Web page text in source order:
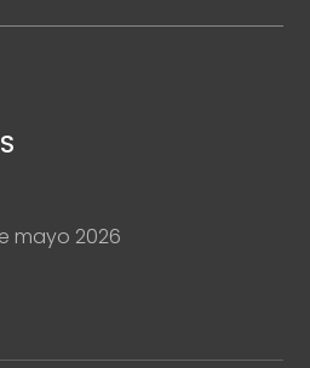
mayo 2026